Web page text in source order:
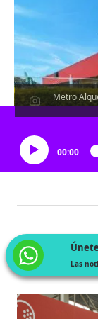
Metro
00:00
Las